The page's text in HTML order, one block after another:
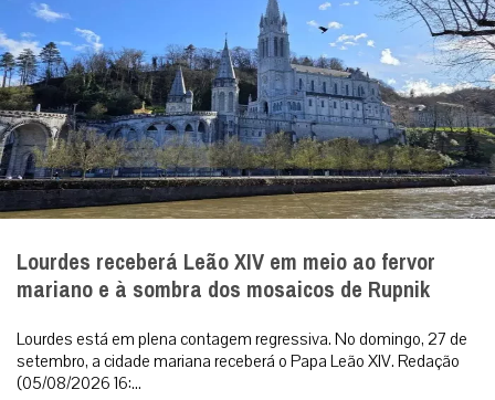
Lourdes receberá Leão XIV em meio ao fervor
mariano e à sombra dos mosaicos de Rupnik
Lourdes está em plena contagem regressiva. No domingo, 27 de
setembro, a cidade mariana receberá o Papa Leão XIV. Redação
(05/08/2026 16:...